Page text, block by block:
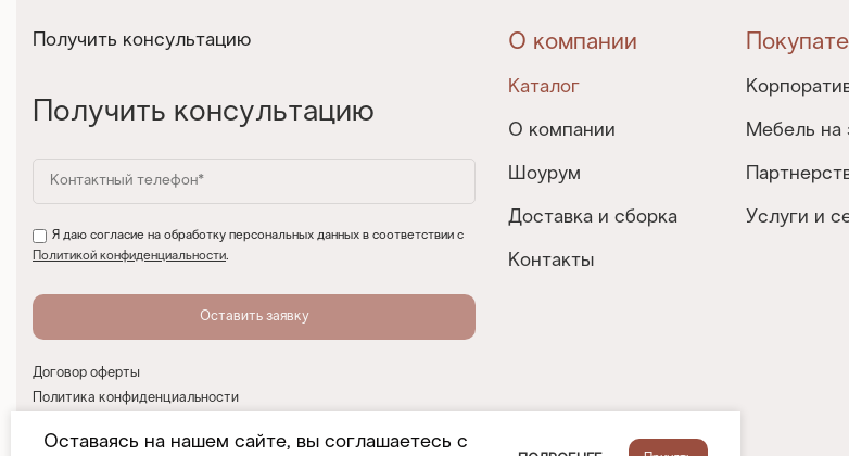
Получить консультацию
Получить консультацию
Я даю согласие на обработку персональных данных в соответствии с
Политикой конфиденциальности.
Договор оферты
Политика конфиденциальности
При участии D_GMA Agency
О компании
Каталог
О компании
Шоурум
Доставка и сборка
Контакты
Мебель на
Услуги и
Оставаясь на нашем сайте, вы соглашаетесь с